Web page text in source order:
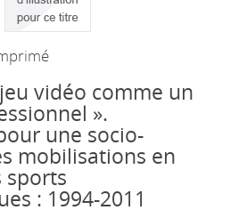
vidéo comme un
».
une socio-
mobilisations en
sports
: 1994-2011